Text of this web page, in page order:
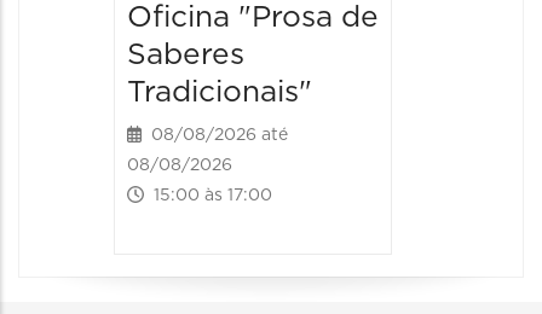
Oficina "Prosa de
Saberes
Tradicionais"
08/08/2026 até
08/08/2026
15:00 às 17:00